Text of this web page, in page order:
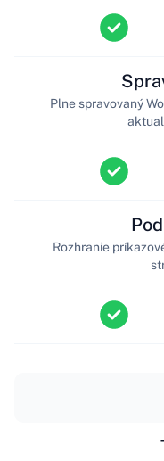
Plne spravovaný
Rozhranie